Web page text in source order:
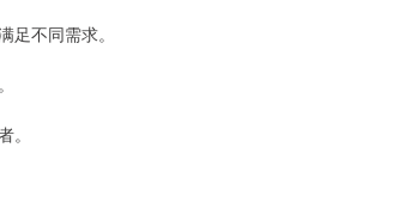
不同需求。